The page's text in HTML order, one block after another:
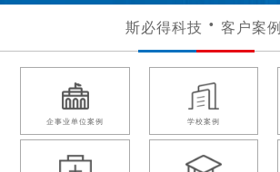
斯必得科技 客户案例
企事业单位案例 学校案例